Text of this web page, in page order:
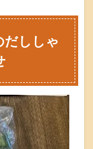
だししゃ